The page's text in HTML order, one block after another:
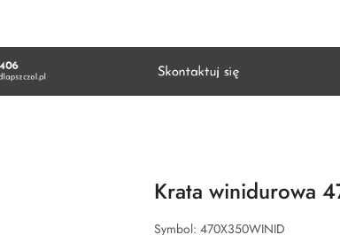
Krata winidurowa
Symbol: 470X350WINID